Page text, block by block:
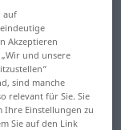
für
auf
Akzeptieren
und unsere
sind manche
relevant für Sie. Sie
Ihre Einstellungen zu
Sie auf den Link